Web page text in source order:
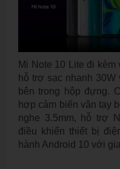
Mi Note 10 Lite đi
hỗ trợ sạc nhanh
bên trong hộp đựng.
hợp cảm biến vân tay
nghe 3.5mm, hỗ trợ
điều khiển thiết bị
hành Android 10 với